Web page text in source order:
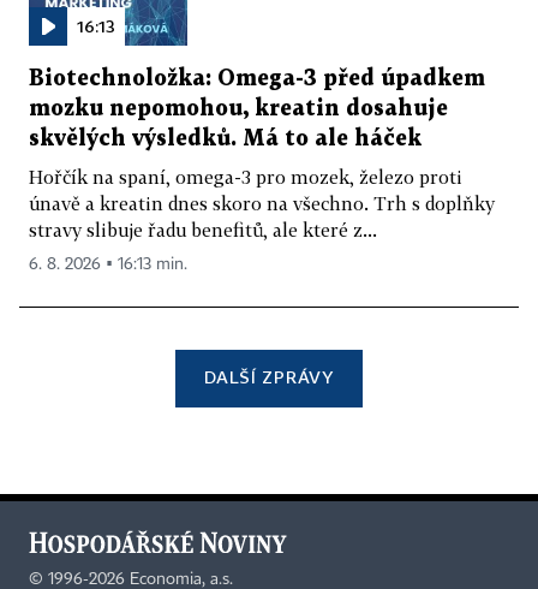
16:13
Biotechnoložka: Omega-3 před úpadkem
mozku nepomohou, kreatin dosahuje
skvělých výsledků. Má to ale háček
Hořčík na spaní, omega-3 pro mozek, železo proti
únavě a kreatin dnes skoro na všechno. Trh s doplňky
stravy slibuje řadu benefitů, ale které z...
6. 8. 2026 ▪ 16:13 min.
DALŠÍ ZPRÁVY
© 1996-2026 Economia, a.s.